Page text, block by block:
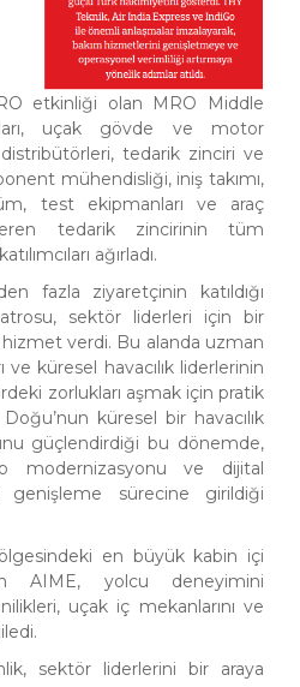
etkinliği olan MRO Middle
uçak gövde ve motor
tedarik zinciri ve
mühendisliği, iniş takımı,
test ekipmanları ve araç
tedarik zincirinin tüm
ağırladı.
fazla ziyaretçinin katıldığı
sektör liderleri için bir
verdi. Bu alanda uzman
ve küresel havacılık liderlerinin
zorlukları aşmak için pratik
küresel bir havacılık
güçlendirdiği bu dönemde,
modernizasyonu ve dijital
sürecine girildiği
en büyük kabin içi
AIME, yolcu deneyimini
uçak iç mekanlarını ve
sektör liderlerini bir araya